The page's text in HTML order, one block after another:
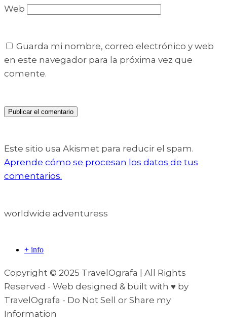
Web
Guarda mi nombre, correo electrónico y web
en este navegador para la próxima vez que
comente.
Este sitio usa Akismet para reducir el spam.
Aprende cómo se procesan los datos de tus
comentarios.
worldwide adventuress
+ info
Copyright © 2025 TravelOgrafa | All Rights
Reserved - Web designed & built with ♥ by
TravelOgrafa - Do Not Sell or Share my
Information